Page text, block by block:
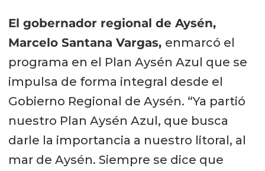
El gobernador regional de Aysén,
Marcelo Santana Vargas, enmarcó el
programa en el Plan Aysén Azul que se
impulsa de forma integral desde el
Gobierno Regional de Aysén. “Ya partió
nuestro Plan Aysén Azul, que busca
darle la importancia a nuestro litoral, al
mar de Aysén. Siempre se dice que